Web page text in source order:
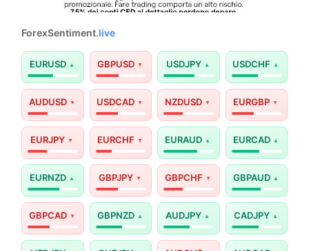
ForexSentiment.live
EURUSD GBPUSD USDJPY USDCHF
AUDUSD USDCAD NZDUSD EURGBP
EURJPY EURCHF EURAUD EURCAD
EURNZD GBPJPY GBPCHF GBPAUD
GBPCAD GBPNZD AUDJPY CADJPY